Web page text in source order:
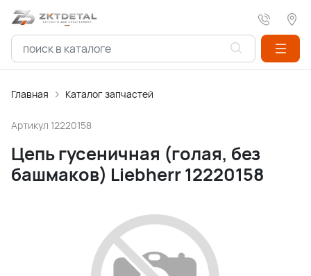
Главная Каталог запчастей
Артикул 12220158
Цепь гусеничная (голая, без
башмаков) Liebherr 12220158